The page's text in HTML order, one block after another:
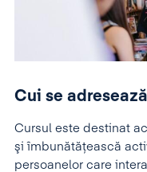
Cui se
Cursul este destinat
şi îmbunătăţească
persoanelor care